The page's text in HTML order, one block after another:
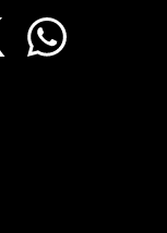
Whatsapp